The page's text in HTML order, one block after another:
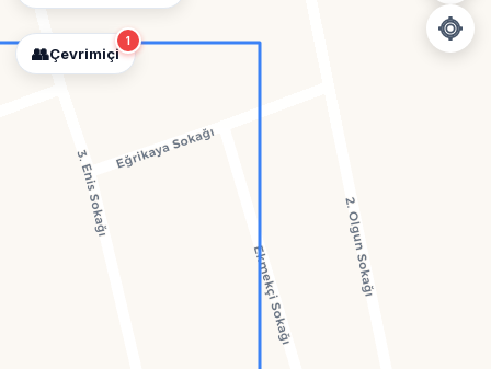
Diğer insanları görebilmek için konumunuzu açmalısınız.
70 Bot
👥Çevrimiçi
1